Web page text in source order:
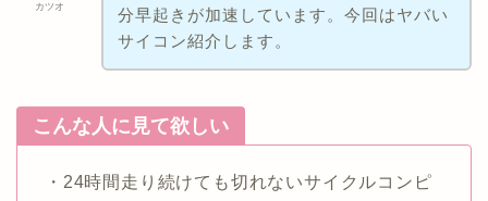
カツオ
分早起きが加速しています。今回はヤバい
サイコン紹介します。
こんな人に見て欲しい
・24時間走り続けても切れないサイクルコンピ